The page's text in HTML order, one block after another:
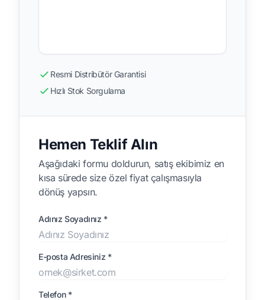
Resmi Distribütör Garantisi
Hızlı Stok Sorgulama
Hemen Teklif Alın
Aşağıdaki formu doldurun, satış ekibimiz en
kısa sürede size özel fiyat çalışmasıyla
dönüş yapsın.
Adınız Soyadınız *
E-posta Adresiniz *
Telefon *